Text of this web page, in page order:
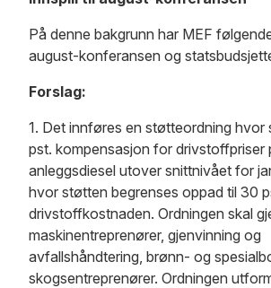
På denne bakgrunn har MEF
august-konferansen og
Forslag:
1. Det innføres en støtteordning hvor
pst. kompensasjon for drivstoffpriser
anleggsdiesel utover snittnivået for
hvor støtten begrenses oppad til 30
drivstoffkostnaden. Ordningen skal
maskinentreprenører, gjenvinning og
avfallshåndtering, brønn- og
skogsentreprenører. Ordningen